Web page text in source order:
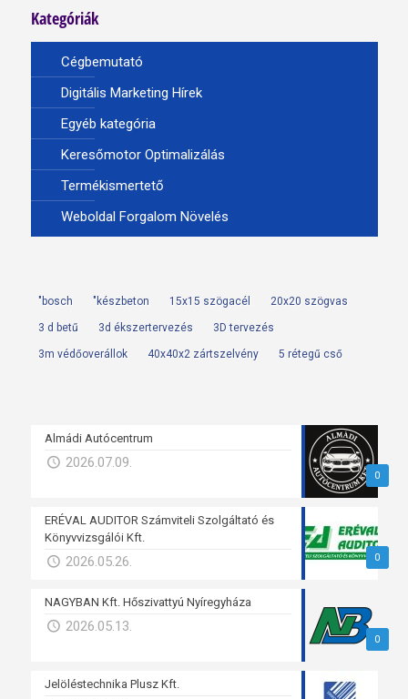
Kategóriák
Cégbemutató
Digitális Marketing Hírek
Egyéb kategória
Keresőmotor Optimalizálás
Termékismertető
Weboldal Forgalom Növelés
"bosch "készbeton 15x15 szögacél 20x20 szögvas
3 d betű 3d ékszertervezés 3D tervezés
3m védőoverállok 40x40x2 zártszelvény 5 rétegű cső
0
Almádi Autócentrum
2026.07.09.
0
ERÉVAL AUDITOR Számviteli Szolgáltató és
Könyvvizsgálói Kft.
2026.05.26.
0
NAGYBAN Kft. Hőszivattyú Nyíregyháza
2026.05.13.
Jelöléstechnika Plusz Kft.